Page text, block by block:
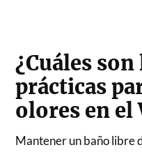
¿Cuáles
prácticas
olores en el
Mantener un baño libre